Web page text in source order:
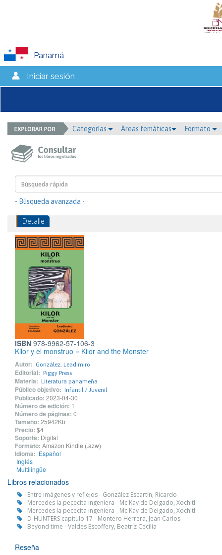
Panamá
Iniciar sesión
Categorías Áreas temáticas Formato
- Búsqueda avanzada -
Detalle
ISBN 978-9962-57-106-3
Kilor y el monstruo = Kilor and the Monster
Autor: González, Leadimiro
Editorial: Piggy Press
Materia: Literatura panameña
Público objetivo: Infantil / Juvenil
Publicado: 2023-04-30
Número de edición: 1
Número de páginas: 0
Tamaño: 25942Kb
Precio: $4
Soporte: Digital
Formato: Amazon Kindle (.azw)
Idioma: Español
Inglés
Multilingüe
Libros relacionados
Entre imágenes y reflejos - González Escartín, Ricardo
Mercedes la pececita ingeniera - Mc Kay de Delgado, Xochitl
Mercedes la pececita ingeniera - Mc Kay de Delgado, Xochitl
D-HUNTERS capitulo 17 - Montero Herrera, Jean Carlos
Beyond time - Valdés Escoffery, Beatríz Cecilia
Reseña